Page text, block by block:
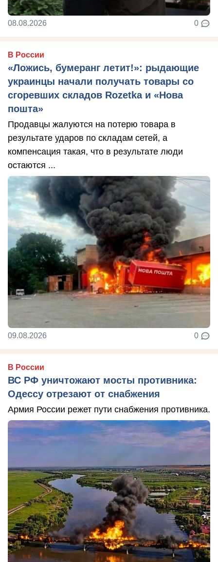
08.08.2026 0
В России
«Ложись, бумеранг летит!»: рыдающие
украинцы начали получать товары со
сгоревших складов Rozetka и «Нова
пошта»
Продавцы жалуются на потерю товара в
результате ударов по складам сетей, а
компенсация такая, что в результате люди
остаются ...
09.08.2026 0
В России
ВС РФ уничтожают мосты противника:
Одессу отрезают от снабжения
Армия России режет пути снабжения противника.